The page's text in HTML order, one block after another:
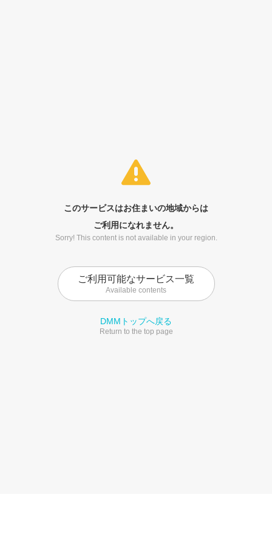
このサービスはお住まいの地域からは
ご利用になれません。
Sorry! This content is not available in your region.
ご利用可能なサービス一覧
Available contents
DMMトップへ戻る
Return to the top page